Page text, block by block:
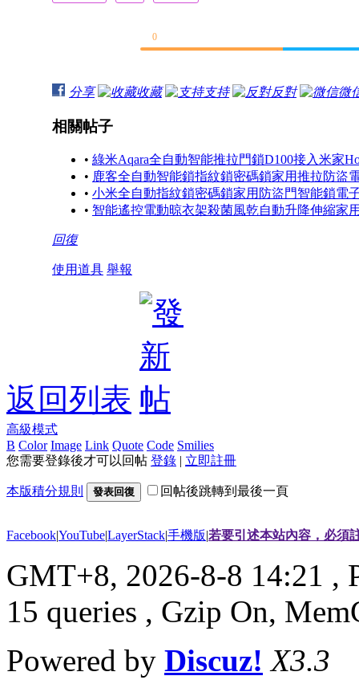
0
分享 收藏 支持 反對 微
相關帖子
• 綠米Aqara全自動智能推拉門鎖D100接入米家
• 鹿客全自動智能鎖指紋鎖密碼鎖家用推拉防盜
• 小米全自動指紋鎖密碼鎖家用防盜門智能鎖電
• 智能遙控電動晾衣架殺菌風乾自動升降伸縮家
回復
使用道具 舉報
返回列表
高級模式
B Color Image Link Quote Code Smilies
您需要登錄後才可以回帖 登錄 | 立即註冊
本版積分規則 發表回復 回帖後跳轉到最後一頁
Facebook|YouTube|LayerStack|手機版|若要引述本站內容，必須
GMT+8, 2026-8-8 14:21 ,
15 queries , Gzip On,
Powered by Discuz! X3.3